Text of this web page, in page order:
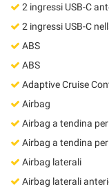
2 ingressi USB-C
2 ingressi USB-C
ABS
ABS
Adaptive Cruise
Airbag
Airbag a tendina
Airbag a tendina
Airbag laterali
Airbag laterali
impostazioni